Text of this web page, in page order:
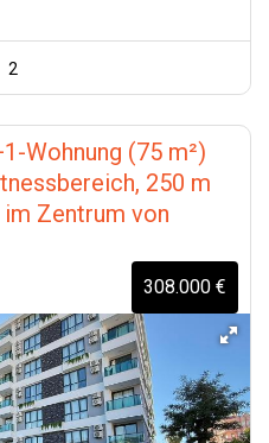
2
Wohnung (75 m²)
250 m
Zentrum von
308.000 €